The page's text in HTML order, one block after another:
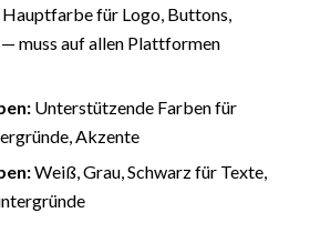
für Logo, Buttons,
muss auf allen Plattformen
Unterstützende Farben für
Akzente
Weiß, Grau, Schwarz für Texte,